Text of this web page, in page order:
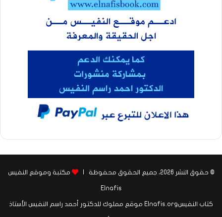
© حقوق النشر 2026، جميع الحقوق محفوظة | مكتبة وموقع النفيس
Elnafis
كتاب النفيسElnafis.org موقع مملوك للدكتور أحمد راسم النفيس الأستاذ